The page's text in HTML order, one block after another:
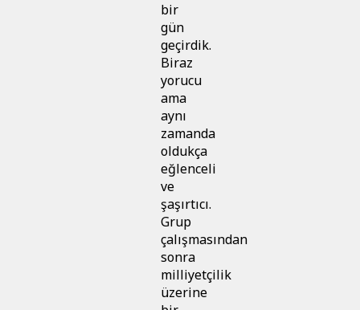
bir
gün
geçirdik.
Biraz
yorucu
ama
aynı
zamanda
oldukça
eğlenceli
ve
şaşırtıcı.
Grup
çalışmasından
sonra
milliyetçilik
üzerine